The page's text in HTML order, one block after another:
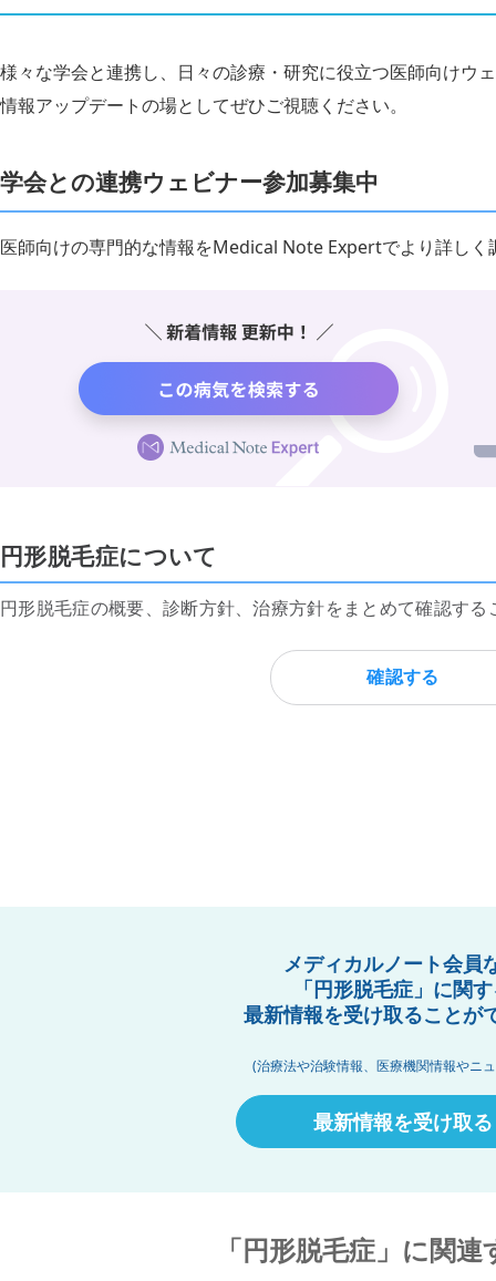
様々な学会と連携し、日々の診療・研究に役立つ医師向けウ
情報アップデートの場としてぜひご視聴ください。
学会との連携ウェビナー参加募集中
医師向けの専門的な情報をMedical Note Expertでより詳しく
円形脱毛症について
円形脱毛症の概要、診断方針、治療方針をまとめて確認する
確認する
メディカルノート会員
「円形脱毛症」に関
最新情報を受け取ることが
(治療法や治験情報、医療機関情報やニ
最新情報を受け取る
「円形脱毛症」に関